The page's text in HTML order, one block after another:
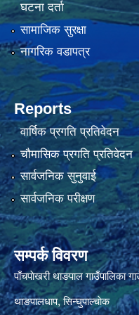
घटना दर्ता
सामाजिक सुरक्षा
नागरिक वडापत्र
Reports
वार्षिक प्रगति प्रतिवेदन
चौमासिक प्रगति प्रतिवेदन
सार्वजनिक सुनुवाई
सार्वजनिक परीक्षण
सम्पर्क विवरण
पाँचपाेखरी थाङपाल गाउँपालिका
थाङपालधाप, सिन्घुपाल्चाेक